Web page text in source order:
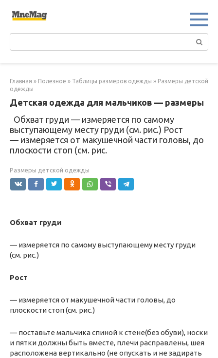
Главная » Полезное » Таблицы размеров одежды » Размеры детской
одежды
Детская одежда для мальчиков — размеры
Обхват груди — измеряется по самому
выступающему месту груди (см. рис.) Рост
— измеряется от макушечной части головы, до
плоскости стоп (см. рис.
Размеры детской одежды
Обхват груди
— измеряется по самому выступающему месту груди
(см. рис.)
Рост
— измеряется от макушечной части головы, до
плоскости стоп (см. рис.)
— поставьте мальчика спиной к стене(без обуви), носки
и пятки должны быть вместе, плечи расправлены, шея
расположена вертикально (не опускать и не задирать